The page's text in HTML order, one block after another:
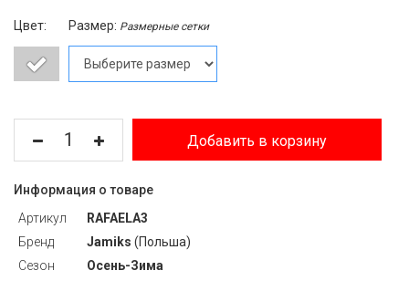
Цвет: Размер: Размерные сетки
Добавить в корзину
Информация о товаре
Артикул
RAFAELA3
Бренд
Jamiks (Польша)
Сезон
Осень-Зима